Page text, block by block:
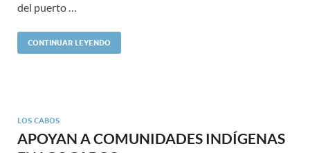
del puerto …
CONTINUAR LEYENDO
LOS CABOS
APOYAN A COMUNIDADES INDÍGENAS